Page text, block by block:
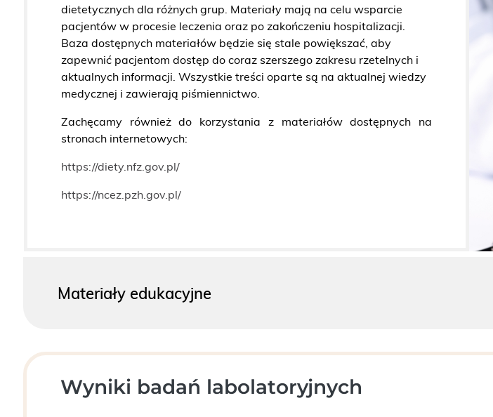
dietetycznych dla różnych grup. Materiały mają na celu wsparcie
pacjentów w procesie leczenia oraz po zakończeniu hospitalizacji.
Baza dostępnych materiałów będzie się stale powiększać, aby
zapewnić pacjentom dostęp do coraz szerszego zakresu rzetelnych i
aktualnych informacji. Wszystkie treści oparte są na aktualnej wiedzy
medycznej i zawierają piśmiennictwo.
Zachęcamy również do korzystania z materiałów dostępnych na
stronach internetowych:
https://diety.nfz.gov.pl/
https://ncez.pzh.gov.pl/
Materiały edukacyjne
Wyniki badań labolatoryjnych